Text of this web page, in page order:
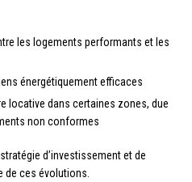
les logements performants et les
énergétiquement efficaces
locative dans certaines zones, due
non conformes
d’investissement et de
ces évolutions.